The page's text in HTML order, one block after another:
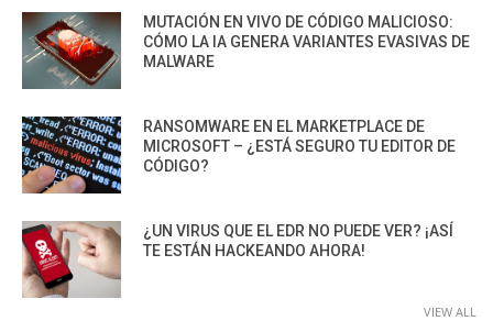
MUTACIÓN EN VIVO DE CÓDIGO MALICIOSO:
CÓMO LA IA GENERA VARIANTES EVASIVAS DE
MALWARE
RANSOMWARE EN EL MARKETPLACE DE
MICROSOFT – ¿ESTÁ SEGURO TU EDITOR DE
CÓDIGO?
¿UN VIRUS QUE EL EDR NO PUEDE VER? ¡ASÍ
TE ESTÁN HACKEANDO AHORA!
VIEW ALL